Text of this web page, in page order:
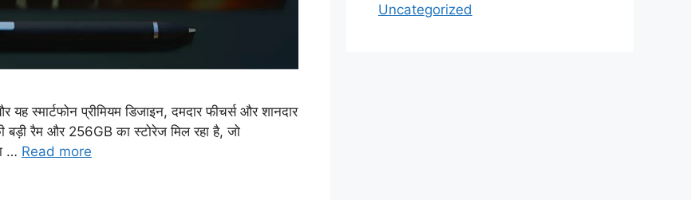
स्मार्टफोन प्रीमियम डिजाइन, दमदार फीचर्स और शानदार
रैम और 256GB का स्टोरेज मिल रहा है, जो
… Read more
Uncategorized